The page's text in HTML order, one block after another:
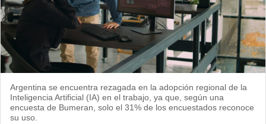
Argentina se encuentra rezagada en la adopción regional de la
Inteligencia Artificial (IA) en el trabajo, ya que, según una
encuesta de Bumeran, solo el 31% de los encuestados reconoce
su uso.